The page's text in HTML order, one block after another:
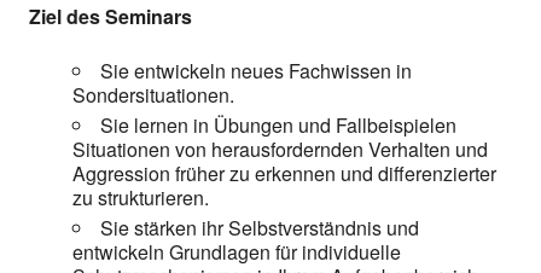
Ziel des Seminars
Sie entwickeln neues Fachwissen in
Sondersituationen.
Sie lernen in Übungen und Fallbeispielen
Situationen von herausfordernden Verhalten und
Aggression früher zu erkennen und differenzierter
zu strukturieren.
Sie stärken ihr Selbstverständnis und
entwickeln Grundlagen für individuelle